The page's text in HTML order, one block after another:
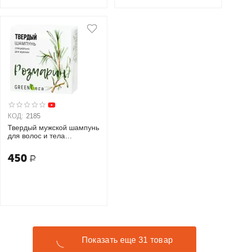
КОД: 2185
Твердый мужской шампунь
для волос и тела
450 Р
Показать еще 31 товар